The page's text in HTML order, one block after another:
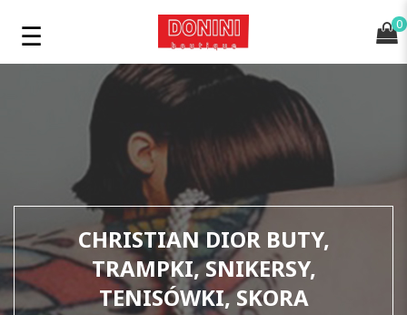
0
CHRISTIAN DIOR BUTY,
TRAMPKI, SNIKERSY,
TENISÓWKI, SKORA